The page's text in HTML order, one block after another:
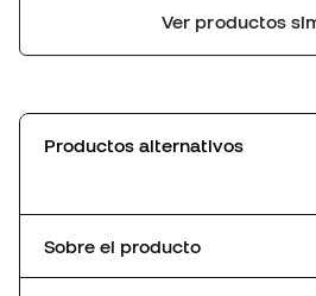
Ver productos
Productos alternativos
Sobre el producto